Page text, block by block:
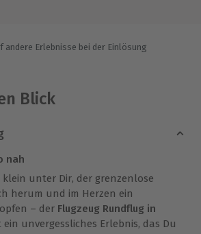
andere Erlebnisse bei der Einlösung
Blick
nah
klein unter Dir, der grenzenlose
herum und im Herzen ein
– der Flugzeug Rundflug in
unvergessliches Erlebnis, das Du